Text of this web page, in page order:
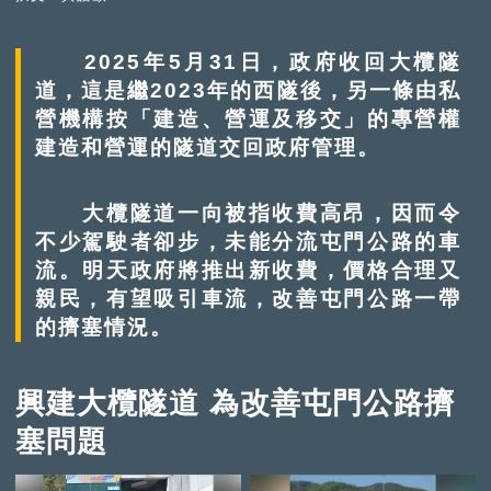
2025年5月31日，政府收回大欖隧
道，這是繼2023年的西隧後，另一條由私
營機構按「建造、營運及移交」的專營權
建造和營運的隧道交回政府管理。
大欖隧道一向被指收費高昂，因而令
不少駕駛者卻步，未能分流屯門公路的車
流。明天政府將推出新收費，價格合理又
親民，有望吸引車流，改善屯門公路一帶
的擠塞情況。
興建大欖隧道 為改善屯門公路擠
塞問題